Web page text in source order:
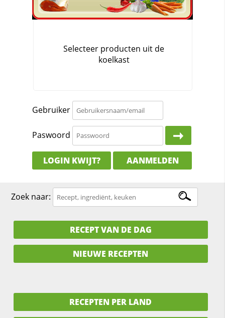
Gebruiker
Paswoord
LOGIN KWIJT? AANMELDEN
Zoek naar:
RECEPT VAN DE DAG
NIEUWE RECEPTEN
RECEPTEN PER LAND